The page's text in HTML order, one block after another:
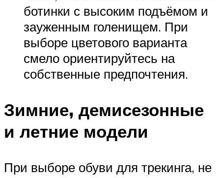
ботинки с высоким подъёмом и
зауженным голенищем. При
выборе цветового варианта
смело ориентируйтесь на
собственные предпочтения.
Зимние, демисезонные
и летние модели
При выборе обуви для трекинга, не